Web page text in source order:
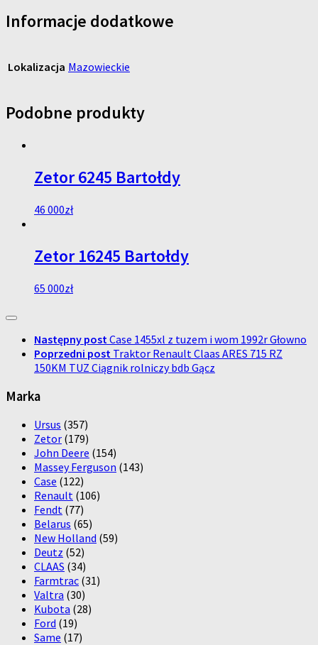
Informacje dodatkowe
Lokalizacja Mazowieckie
Podobne produkty
Zetor 6245 Bartołdy
46 000zł
Zetor 16245 Bartołdy
65 000zł
Następny post Case 1455xl z tuzem i wom 1992r Głowno
Poprzedni post Traktor Renault Claas ARES 715 RZ
150KM TUZ Ciągnik rolniczy bdb Gącz
Marka
Ursus (357)
Zetor (179)
John Deere (154)
Massey Ferguson (143)
Case (122)
Renault (106)
Fendt (77)
Belarus (65)
New Holland (59)
Deutz (52)
CLAAS (34)
Farmtrac (31)
Valtra (30)
Kubota (28)
Ford (19)
Same (17)